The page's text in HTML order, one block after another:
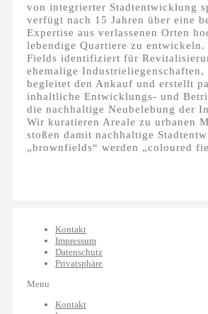
von integrierter Stadtentwicklung
verfügt nach 15 Jahren über eine
Expertise aus verlassenen Orten
lebendige Quartiere zu entwickeln.
Fields identifiziert für
ehemalige Industrieliegenschaften,
begleitet den Ankauf und erstellt
inhaltliche Entwicklungs- und
die nachhaltige Neubelebung der
Wir kuratieren Areale zu urbanen
stoßen damit nachhaltige
„brownfields“ werden „coloured
Kontakt
Impressum
Datenschutz
Privatsphäre
Menu
Kontakt